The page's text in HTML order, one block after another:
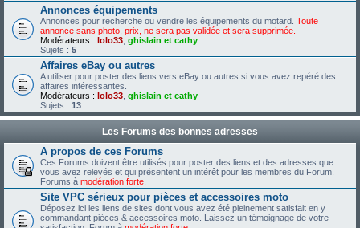
Annonces équipements
Annonces pour recherche ou vendre les équipements du motard. Toute
annonce sans photo, prix, ne sera pas validée et sera supprimée.
Modérateurs : lolo33 ghislain et cathy
Sujets : 5
Affaires eBay ou autres
A utiliser pour poster des liens vers eBay ou autres si vous avez repéré des
affaires intéressantes.
Modérateurs : lolo33 ghislain et cathy
Sujets : 13
Les Forums des bonnes adresses
A propos de ces Forums
Ces Forums doivent être utilisés pour poster des liens et des adresses que
vous avez relevés et qui présentent un intérêt pour les membres du Forum.
Forums à modération forte
Site VPC sérieux pour pièces et accessoires moto
Déposez ici les liens de sites dont vous avez été pleinement satisfait en y
commandant pièces & accessoires moto. Laissez un témoignage de votre